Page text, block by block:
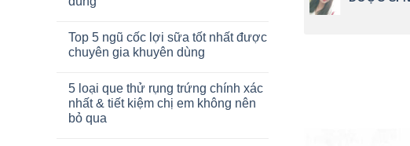
Top 5 ngũ cốc lợi sữa tốt nhất được
chuyên gia khuyên dùng
5 loại que thử rụng trứng chính xác
nhất & tiết kiệm chị em không nên
bỏ qua